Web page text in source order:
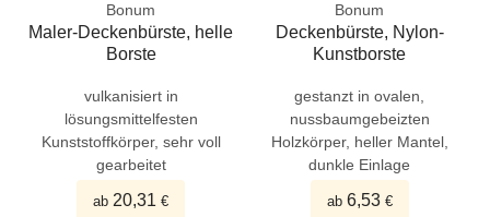
Bonum
Maler-Deckenbürste, helle
Borste
vulkanisiert in
lösungsmittelfesten
Kunststoffkörper, sehr voll
gearbeitet
ab 20,31 €
Bonum
Deckenbürste, Nylon-
Kunstborste
gestanzt in ovalen,
nussbaumgebeizten
Holzkörper, heller Mantel,
dunkle Einlage
ab 6,53€